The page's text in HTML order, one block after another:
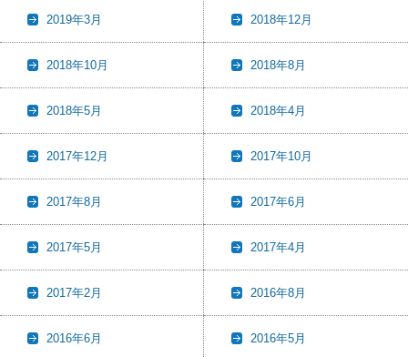
2019年3月 2018年12月
2018年10月 2018年8月
2018年5月 2018年4月
2017年12月 2017年10月
2017年8月 2017年6月
2017年5月 2017年4月
2017年2月 2016年8月
2016年6月 2016年5月